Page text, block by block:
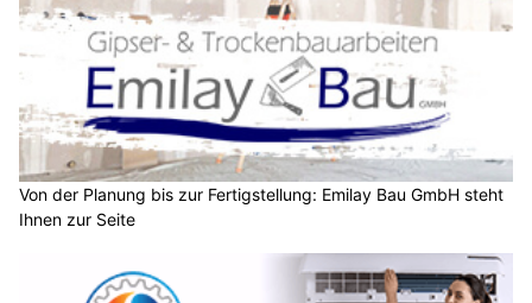
Von der Planung bis zur Fertigstellung: Emilay Bau GmbH steht
Ihnen zur Seite